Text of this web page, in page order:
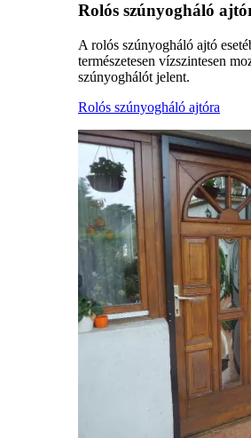
Rolós szúnyogháló
A rolós szúnyogháló ajtó
természetesen vízszintesen
szúnyoghálót jelent.
Rolós szúnyogháló ajtóra